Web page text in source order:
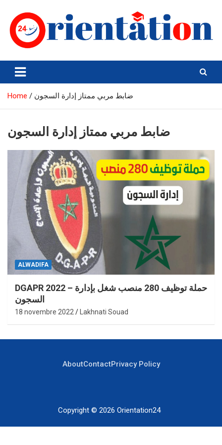
content
Orientation24
Emploi et Orientation au Maroc
Home ضابط مربي ممتاز إدارة السجون
ضابط مربي ممتاز إدارة السجون
ALWADIFA
DGAPR 2022 – حملة توظيف 280 منصب شغل بإدارة
السجون
18 novembre 2022 Lakhnati Souad
AboutContactPrivacy Policy
Copyright © 2026 Orientation24